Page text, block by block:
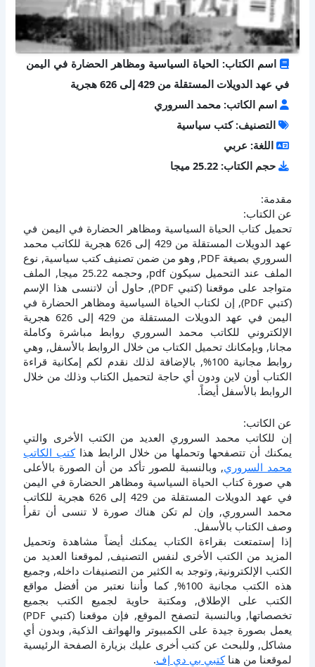
اسم الكتاب: الحياة السياسية ومظاهر الحضارة في اليمن
في عهد الدويلات المستقلة من 429 إلى 626 هجرية
اسم الكاتب: محمد السروري
التصنيف: كتب سياسية
اللغة: عربي
حجم الكتاب: 25.22 ميجا
مقدمة:
عن الكتاب:
تحميل كتاب الحياة السياسية ومظاهر الحضارة في اليمن في
عهد الدويلات المستقلة من 429 إلى 626 هجرية للكاتب محمد
السروري بصيغة PDF, وهو من ضمن تصنيف كتب سياسية, نوع
الملف عند التحميل سيكون pdf, وحجمه 25.22 ميجا, الملف
متواجد على موقعنا (كتبي PDF), حاول أن لاتنسى هذا الإسم
(كتبي PDF), إن لكتاب الحياة السياسية ومظاهر الحضارة في
اليمن في عهد الدويلات المستقلة من 429 إلى 626 هجرية
الإلكتروني للكاتب محمد السروري روابط مباشرة وكاملة
مجانا, وبإمكانك تحميل الكتاب من خلال الروابط بالأسفل, وهي
روابط مجانية 100%, بالإضافة لذلك نقدم لكم إمكانية قراءة
الكتاب أون لاين ودون أي حاجة لتحميل الكتاب وذلك من خلال
الروابط بالأسفل أيضاً.
عن الكاتب:
إن للكاتب محمد السروري العديد من الكتب الأخرى والتي
يمكنك أن تتصفحها وتحملها من خلال الرابط هذاكتب الكاتب
محمد السروري, وبالنسبة للصور تأكد من أن الصورة بالأعلى
هي صورة كتاب الحياة السياسية ومظاهر الحضارة في اليمن
في عهد الدويلات المستقلة من 429 إلى 626 هجرية للكاتب
محمد السروري, وإن لم تكن هناك صورة لا تنسى أن تقرأ
وصف الكتاب بالأسفل.
إذا إستمتعت بقراءة الكتاب يمكنك أيضاً مشاهدة وتحميل
المزيد من الكتب الأخرى لنفس التصنيف, لموقعنا العديد من
الكتب الإلكترونية, وتوجد به الكثير من التصنيفات داخله, وجميع
هذه الكتب مجانية 100%, كما وأننا نعتبر من أفضل مواقع
الكتب على الإطلاق, ومكتبة حاوية لجميع الكتب بجميع
تخصصاتها, وبالنسبة لتصفح الموقع, فإن موقعنا (كتبي PDF)
يعمل بصورة جيدة على الكمبيوتر والهواتف الذكية, وبدون أي
مشاكل, وللبحث عن كتب أخرى عليك بزيارة الصفحة الرئيسية
لموقعنا من هناكتبي بي دي إف.